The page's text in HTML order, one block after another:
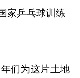
家乒乓球训练
们为这片土地